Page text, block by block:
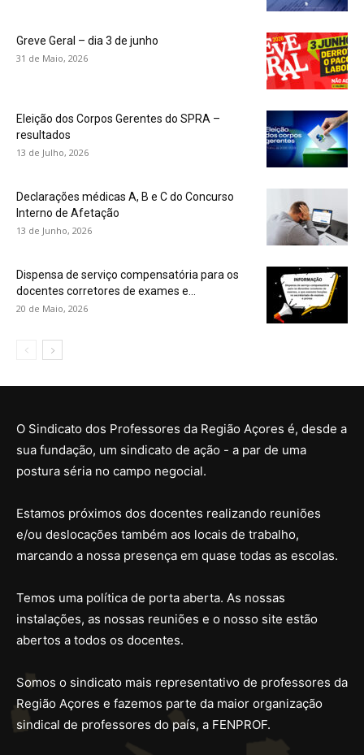
Greve Geral – dia 3 de junho
31 de Maio, 2026
Eleição dos Corpos Gerentes do SPRA –
resultados
13 de Julho, 2026
Declarações médicas A, B e C do Concurso
Interno de Afetação
13 de Junho, 2026
Dispensa de serviço compensatória para os
docentes corretores de exames e...
20 de Maio, 2026
O Sindicato dos Professores da Região Açores é, desde a
sua fundação, um sindicato de ação - a par de uma
postura séria no campo negocial.
Estamos próximos dos docentes realizando reuniões
e/ou deslocações também aos locais de trabalho,
marcando a nossa presença em quase todas as escolas.
Temos uma política de porta aberta. As nossas
instalações, as nossas reuniões e o nosso site estão
abertos a todos os docentes.
Somos o sindicato mais representativo de professores da
Região Açores e fazemos parte da maior organização
sindical de professores do país, a FENPROF.